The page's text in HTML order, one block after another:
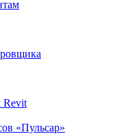
Revit
«Пульсар»